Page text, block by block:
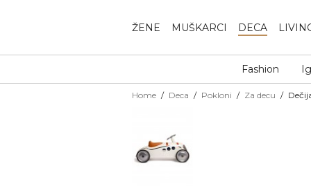
ŽENE MUŠKARCI DECA
Fashion
Home Deca Pokloni Za decu